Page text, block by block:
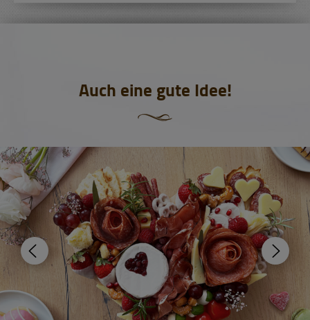
Auch eine gute Idee!